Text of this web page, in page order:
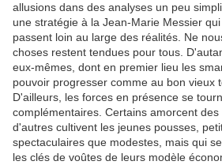
allusions dans des analyses un peu
une stratégie à la Jean-Marie Messier
passent loin au large des réalités. Ne
choses restent tendues pour tous.
eux-mêmes, dont en premier lieu les
pouvoir progresser comme au bon vieux
D'ailleurs, les forces en présence se
complémentaires. Certains amorcent des
d'autres cultivent les jeunes pousses,
spectaculaires que modestes, mais qui
les clés de voûtes de leurs modèle